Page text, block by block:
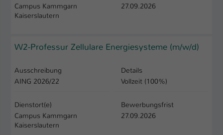
Campus Kammgarn
Kaiserslautern
27.09.2026
W2-Professur Zellulare Energiesysteme (m/w/d)
Ausschreibung
AING 2026/22
Details
Vollzeit (100%)
Dienstort(e)
Campus Kammgarn
Kaiserslautern
Bewerbungsfrist
27.09.2026